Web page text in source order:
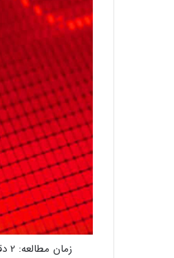
زمان مطالعه: 2